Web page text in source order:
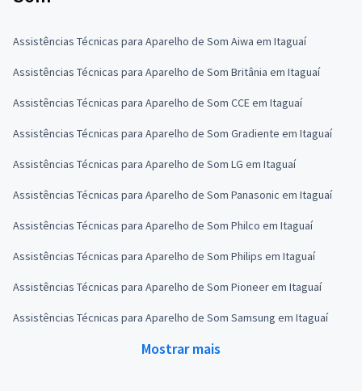
Assistências Técnicas para Aparelho de Som Aiwa em Itaguaí
Assistências Técnicas para Aparelho de Som Britânia em Itaguaí
Assistências Técnicas para Aparelho de Som CCE em Itaguaí
Assistências Técnicas para Aparelho de Som Gradiente em Itaguaí
Assistências Técnicas para Aparelho de Som LG em Itaguaí
Assistências Técnicas para Aparelho de Som Panasonic em Itaguaí
Assistências Técnicas para Aparelho de Som Philco em Itaguaí
Assistências Técnicas para Aparelho de Som Philips em Itaguaí
Assistências Técnicas para Aparelho de Som Pioneer em Itaguaí
Assistências Técnicas para Aparelho de Som Samsung em Itaguaí
Mostrar mais